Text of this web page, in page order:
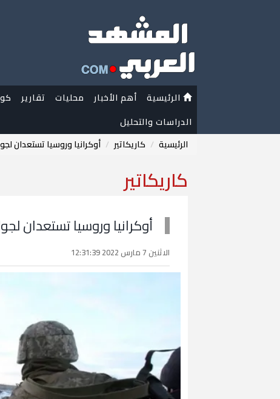
الرئيسية أهم الأخبار محليات تقارير
الدراسات والتحليل
الرئيسية
كاريكاتير أوكرانيا وروسيا تستعدان
كاريكاتير
أوكرانيا وروسيا تستعدان
الاثنين 7 مارس 2022 12:31:39